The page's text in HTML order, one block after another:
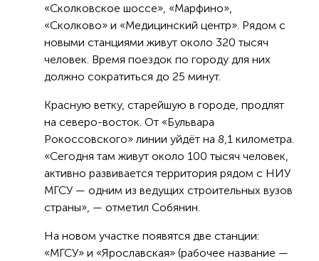
«Сколковское шоссе», «Марфино»,
«Сколково» и «Медицинский центр». Рядом с
новыми станциями живут около 320 тысяч
человек. Время поездок по городу для них
должно сократиться до 25 минут.
Красную ветку, старейшую в городе, продлят
на северо-восток. От «Бульвара
Рокоссовского» линии уйдёт на 8,1 километра.
«Сегодня там живут около 100 тысяч человек,
активно развивается территория рядом с НИУ
МГСУ — одним из ведущих строительных вузов
страны», — отметил Собянин.
На новом участке появятся две станции:
«МГСУ» и «Ярославская» (рабочее название —